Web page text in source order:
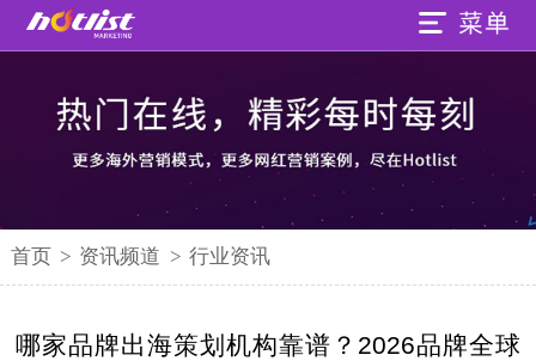
首页 > 资讯频道 > 行业资讯
哪家品牌出海策划机构靠谱？2026品牌全球